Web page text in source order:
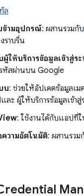
ล
ข้ามอุปกรณ์: ผสานรวมกับ
ราบรื่น
ให้บริการข้อมูลเข้าสู่ร
หัสผ่านบน Google
บ: ช่วยให้อัปเดตข้อมูลเม
ะ ผู้ให้บริการข้อมูลเข้าสู่
: ใช้งานได้กับแอปที่ใ
วามอัตโนมัติ: ผสานรวม